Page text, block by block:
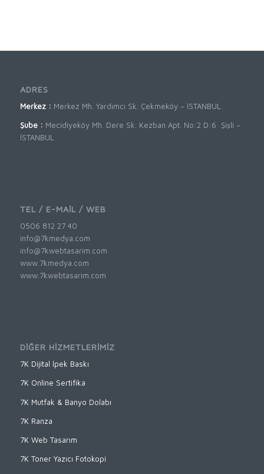
ADRES
Merkez : Merkez Mh. Yardımcı Sk. Çekmeköy – İSTANBUL
Şube : Mecidiyeköy Mh. Dere Sk. Kezban Apt. No:2 D:6 Şişli –
İSTANBUL
TEL / E-MAİL / WEB
0506 812 27 40
info@7kmedya.com
info@7kwebtasarim.com
www.7kmedya.com
www.7kwebtasarim.com
DİĞER HİZMETLERİMİZ
7K Dijital İpek Baskı
7K Online Sertifika
7K Mutfak & Banyo Dolabı
7K Ranza
7K Web Tasarım
7K Toner Yazıcı Fotokopi